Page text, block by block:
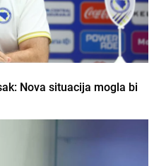
Nova situacija mogla bi